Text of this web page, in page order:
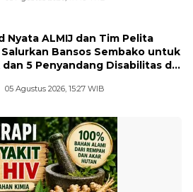
Nyata ALMIJ dan Tim Pelita
Salurkan Bansos Sembako untuk
dan 5 Penyandang Disabilitas di
05 Agustus 2026, 15:27 WIB